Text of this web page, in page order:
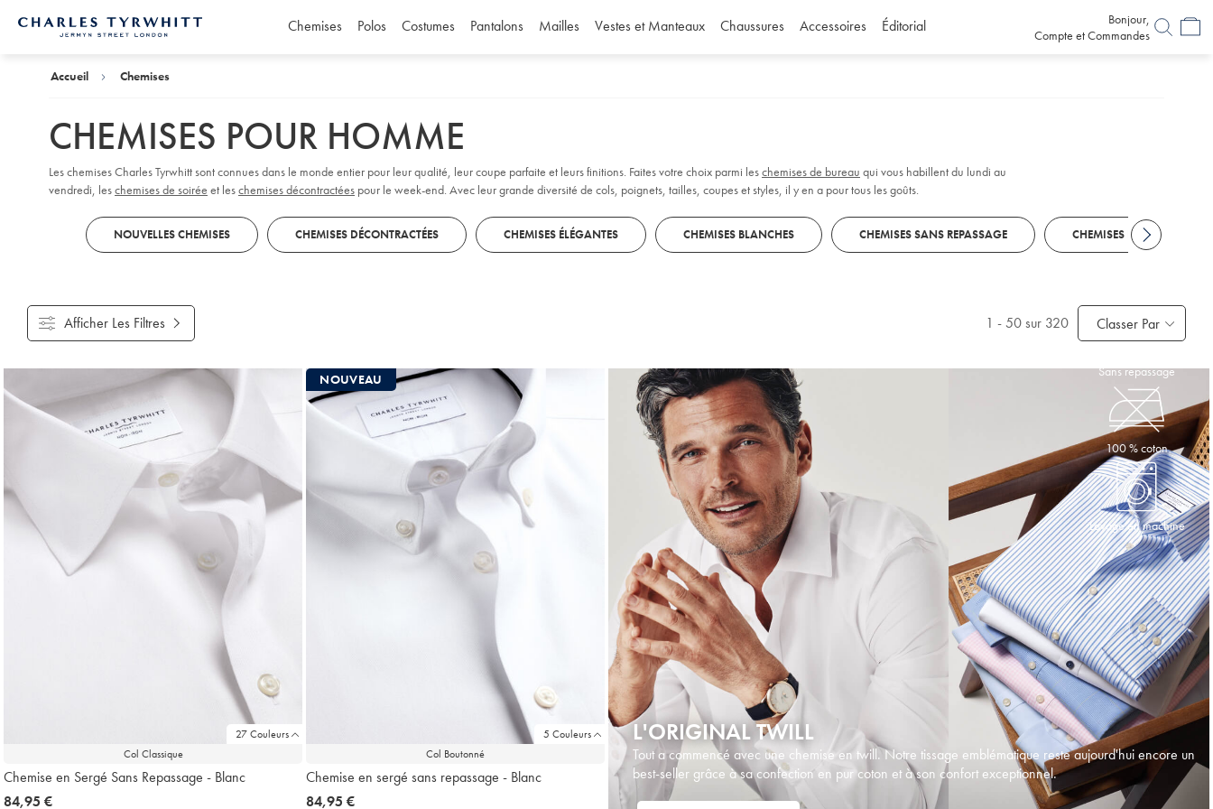
Chemises Polos Costumes Pantalons Mailles Vestes et Manteaux Chaussures Accessoires Éditorial
Bonjour,
Compte et Commandes
Accueil Chemises
CHEMISES POUR HOMME
Les chemises Charles Tyrwhitt sont connues dans le monde entier pour leur qualité, leur coupe parfaite et leurs finitions. Faites votre choix parmi leschemises de bureau qui vous habillent du lundi au
vendredi, leschemises de soirée et leschemises décontractées pour le week-end. Avec leur grande diversité de cols, poignets, tailles, coupes et styles, il y en a pour tous les goûts.
NOUVELLES CHEMISES CHEMISES DÉCONTRACTÉES CHEMISES ÉLÉGANTES CHEMISES BLANCHES CHEMISES SANS REPASSAGE CHEMISES EN LIN
Afficher Les Filtres 1 -50sur 320 Classer Par
18
27 Couleurs
Col Classique
Chemise en Sergé Sans Repassage - Blanc
now
84,95 €
5 Couleurs
Col Boutonné
NOUVEAU
Chemise en sergé sans repassage - Blanc
now
84,95 €
Sans repassage
100 % coton
Lavage en machine
L'ORIGINAL TWILL
Tout a commencé avec une chemise en twill. Notre tissage emblématique reste aujourd'hui encore un
best-seller grâce à sa confection en pur coton et à son confort exceptionnel.